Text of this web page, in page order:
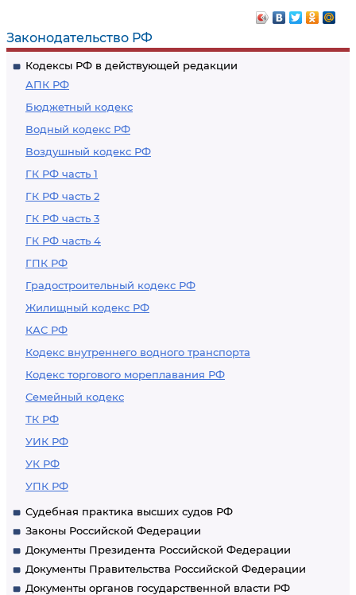
Законодательство РФ
Кодексы РФ в действующей редакции
АПК РФ
Бюджетный кодекс
Водный кодекс РФ
Воздушный кодекс РФ
ГК РФ часть 1
ГК РФ часть 2
ГК РФ часть 3
ГК РФ часть 4
ГПК РФ
Градостроительный кодекс РФ
Жилищный кодекс РФ
КАС РФ
Кодекс внутреннего водного транспорта
Кодекс торгового мореплавания РФ
Семейный кодекс
ТК РФ
УИК РФ
УК РФ
УПК РФ
Судебная практика высших судов РФ
Законы Российской Федерации
Документы Президента Российской Федерации
Документы Правительства Российской Федерации
Документы органов государственной власти РФ